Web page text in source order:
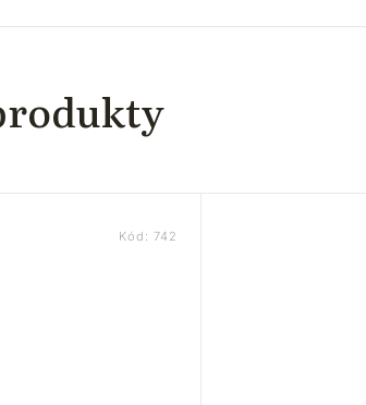
Kód: 742